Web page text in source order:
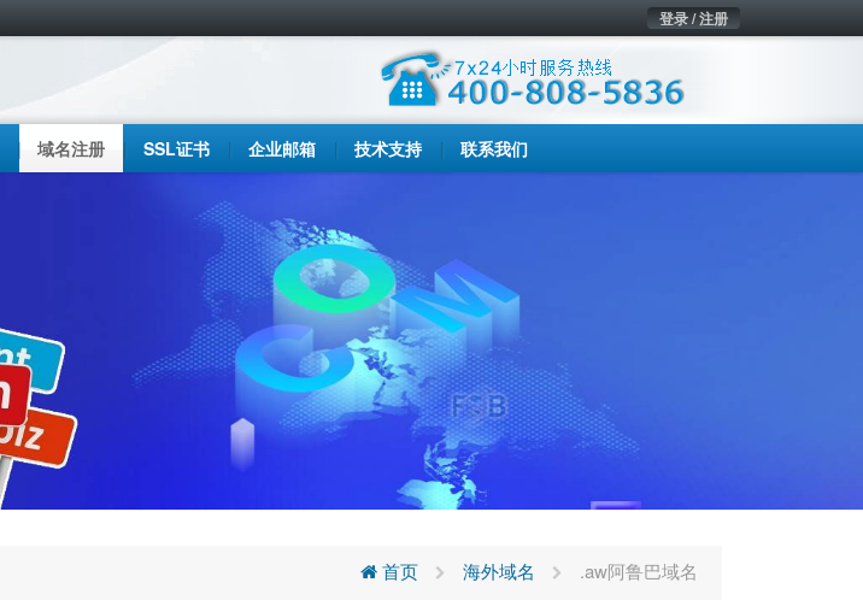
登录 / 注册
域名注册 SSL证书 企业邮箱 技术支持 联系我们
首页 海外域名 .aw阿鲁巴域名